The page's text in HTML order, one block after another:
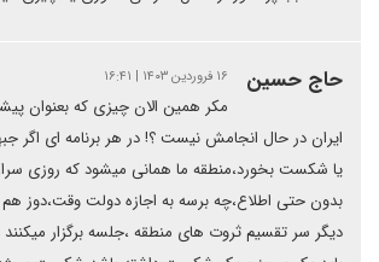
حاج حسین ۱۶ فروردین ۱۴۰۳ | ۱۶:۴۱
مکر همین الان چیزی که بعنوان
ایران در حال انجامش نیست ؟! در هر برنامه ای اگر
یا شکست بخورد،منطقه ما همانی میشود که روزی
بدون حتی اطلاع،چه برسه به اجازه دولت وقت،دوز
دیگر سر تقسیم ثروت های منطقه ،جلسه برگزار